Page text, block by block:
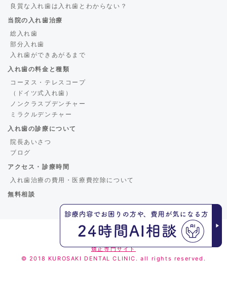
良質な入れ歯は入れ歯とわからない？
当院の入れ歯治療
総入れ歯
部分入れ歯
入れ歯ができあがるまで
入れ歯の料金と種類
コーヌス・テレスコープ
（ドイツ式入れ歯）
ノンクラスプデンチャー
ミラクルデンチャー
入れ歯の診療について
院長あいさつ
ブログ
アクセス・診療時間
入れ歯治療の費用・医療費控除について
無料相談
くろさき歯科
矯正専門サイト
© 2018 KUROSAKI DENTAL CLINIC. all rights reserved.